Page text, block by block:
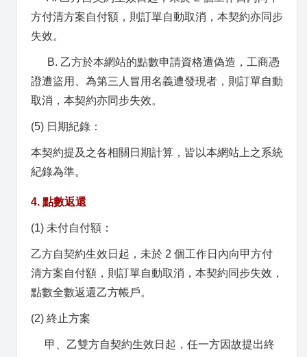
方付清方案自付額，則訂單自動取消，本契約亦同步
失效。
B. 乙方於本網站的點數申請資格遭偽造，工商憑
證遭盜用、為第三人冒用名義遭發現者，則訂單自動
取消，本契約亦同步失效。
(5) 日期紀錄：
本契約提及之各相關日期計算，皆以本網站上之系統
紀錄為準。
4. 點數返還
(1) 未付自付額：
乙方自契約生效日起，未於 2 個工作日內向甲方付
清方案自付額，則訂單自動取消，本契約同步失效，
點數全數返還乙方帳戶。
(2) 終止方案
甲、乙雙方自契約生效日起，任一方因故提出終